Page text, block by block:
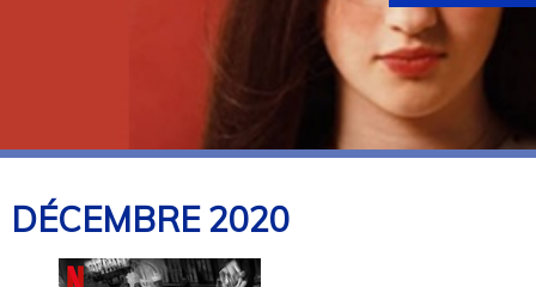
DÉCEMBRE2020